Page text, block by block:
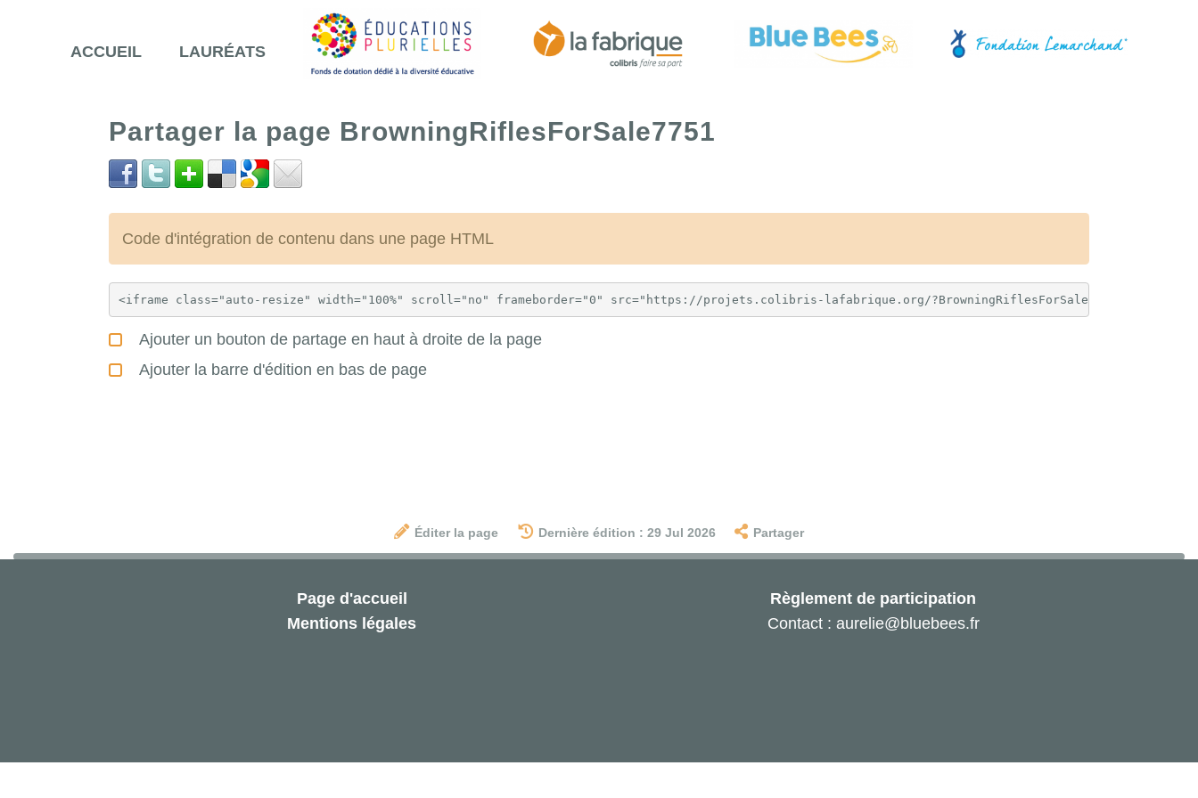
ACCUEIL LAURÉATS
Partager la page BrowningRiflesForSale7751
Code d'intégration de contenu dans une page HTML
Ajouter un bouton de partage en haut à droite de la page
Ajouter la barre d'édition en bas de page
Éditer la page Dernière édition : 29 Jul 2026 Partager
Page d'accueil
Mentions légales
Règlement de participation
Contact : aurelie@bluebees.fr